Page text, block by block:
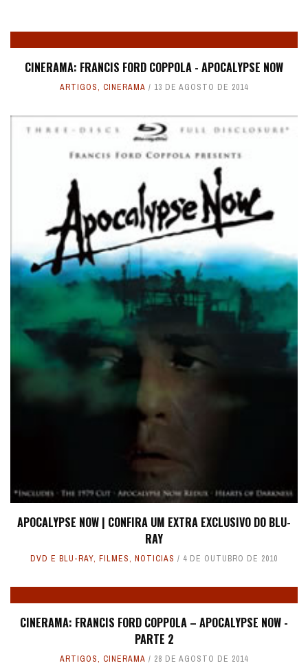
CINERAMA: FRANCIS FORD COPPOLA - APOCALYPSE NOW
ARTIGOS, CINERAMA 13 DE AGOSTO DE 2014
APOCALYPSE NOW | CONFIRA UM EXTRA EXCLUSIVO DO BLU-
RAY
DVD E BLU-RAY, FILMES, NOTICIAS 4 DE OUTUBRO DE 2010
CINERAMA: FRANCIS FORD COPPOLA – APOCALYPSE NOW -
PARTE 2
ARTIGOS, CINERAMA 28 DE AGOSTO DE 2014